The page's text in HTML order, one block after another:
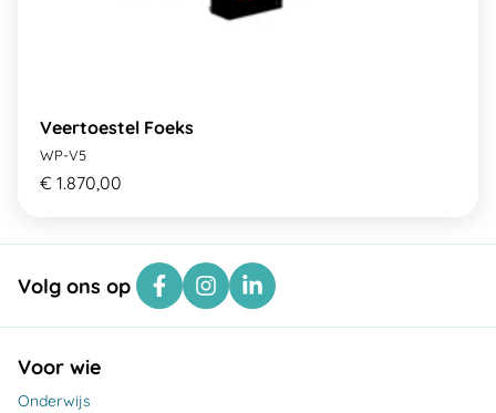
Veertoestel Foeks
WP-V5
€ 1.870,00
Volg ons op
Voor wie
Onderwijs